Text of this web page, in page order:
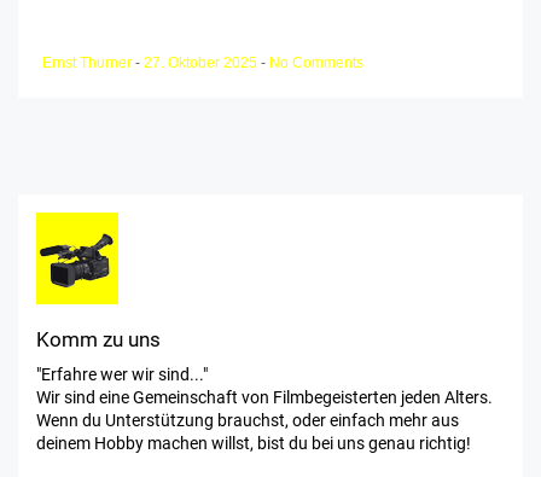
Ernst Thurner - 27. Oktober 2025 - No Comments
Komm zu uns
"Erfahre wer wir sind..."
Wir sind eine Gemeinschaft von Filmbegeisterten jeden Alters.
Wenn du Unterstützung brauchst, oder einfach mehr aus
deinem Hobby machen willst, bist du bei uns genau richtig!